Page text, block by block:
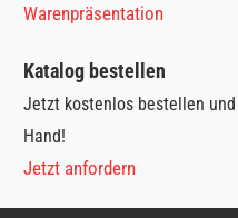
Warenpräsentation
Katalog bestellen
Jetzt kostenlos bestellen
Hand!
Jetzt anfordern